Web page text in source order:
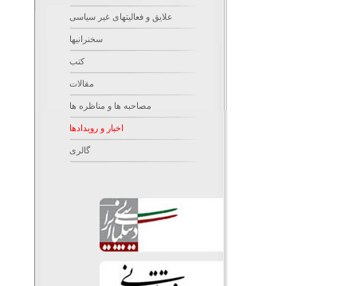
علایق و فعالیتهای غیر سیاسی
سخنرانیها
کتب
مقالات
مصاحبه ها و مناظره ها
اخبار و رویدادها
گالری